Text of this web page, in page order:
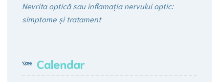
Nevrita optică sau inflamația nervului optic:
simptome și tratament
Calendar